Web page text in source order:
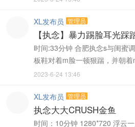
XL发布员 管理员
【执念】暴力踢脸耳光踩
时间:33分钟 合肥执念s与闺蜜
板鞋对着m脸一顿狠踹，并朝
2023-6-24 13:46
XL发布员 管理员
执念大大CRUSH金鱼
时间：10分钟 1280*720 浮云